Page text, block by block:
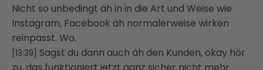
Nicht so unbedingt äh in in die Art und Weise wie
Instagram, Facebook äh normalerweise wirken
reinpasst. Wo.
[13:39]
Sagst du dann auch äh den Kunden, okay hör
zu, das funktioniert jetzt ganz sicher nicht mehr.